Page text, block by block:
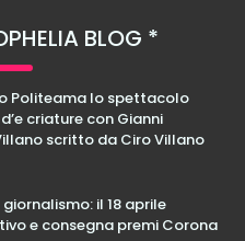
BLOG
Politeama lo spettacolo
criature con Gianni
scritto da Ciro Villano
il 18 aprile
e consegna premi Corona